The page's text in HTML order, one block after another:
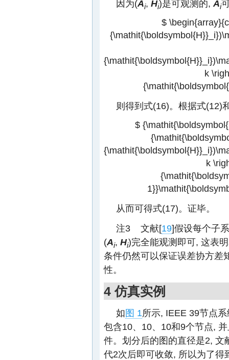
因为(Ai, Hi)是可观测的, Ai
$
k
则得到式(16)。根据式(12)
$
k
从而可得式(17)。证毕。
注3 文献[19]假设每个子
(Ai, Hi)完全能观测即可, 这表
条件仍然可以保证误差协方差
性。
4 仿真实例
如图 1所示, IEEE 39节点
包含10、10、10和9个节点,
件。划分后的图的直径是2, 文
代2次后即可收敛, 所以为了得